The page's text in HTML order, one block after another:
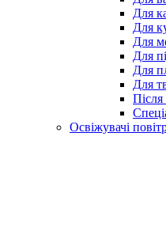
Для
Для
Для
Для
Для
Для
Освіжувачі